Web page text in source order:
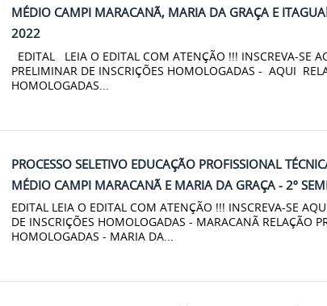
MÉDIO CAMPI MARACANÃ, MARIA DA GRAÇA E
2022
EDITAL LEIA O EDITAL COM ATENÇÃO !!! INSCREVA-SE
PRELIMINAR DE INSCRIÇÕES HOMOLOGADAS - AQUI
HOMOLOGADAS...
PROCESSO SELETIVO EDUCAÇÃO PROFISSIONAL
MÉDIO CAMPI MARACANÃ E MARIA DA GRAÇA - 2º
EDITAL LEIA O EDITAL COM ATENÇÃO !!! INSCREVA-SE
DE INSCRIÇÕES HOMOLOGADAS - MARACANÃ RELAÇÃO
HOMOLOGADAS - MARIA DA...